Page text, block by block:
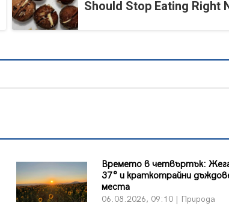
Should Stop Eating Right
Времето в четвъртък:
37° и краткотрайни
места
06.08.2026, 09:10 | Природа